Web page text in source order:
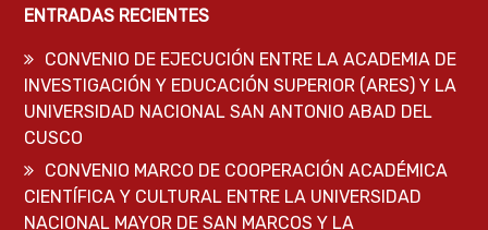
ENTRADAS RECIENTES
CONVENIO DE EJECUCIÓN ENTRE LA ACADEMIA DE
INVESTIGACIÓN Y EDUCACIÓN SUPERIOR (ARES) Y LA
UNIVERSIDAD NACIONAL SAN ANTONIO ABAD DEL
CUSCO
CONVENIO MARCO DE COOPERACIÓN ACADÉMICA
CIENTÍFICA Y CULTURAL ENTRE LA UNIVERSIDAD
NACIONAL MAYOR DE SAN MARCOS Y LA